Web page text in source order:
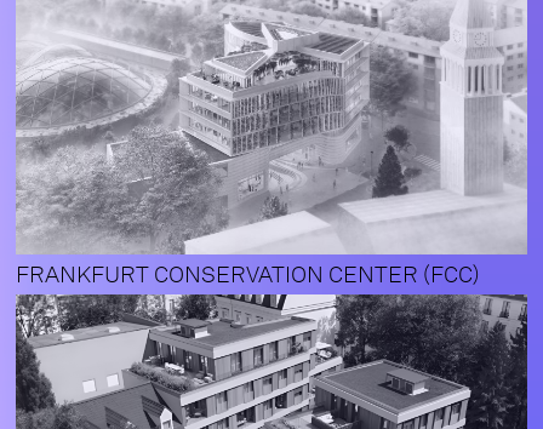
FRANKFURT CONSERVATION CENTER (FCC)